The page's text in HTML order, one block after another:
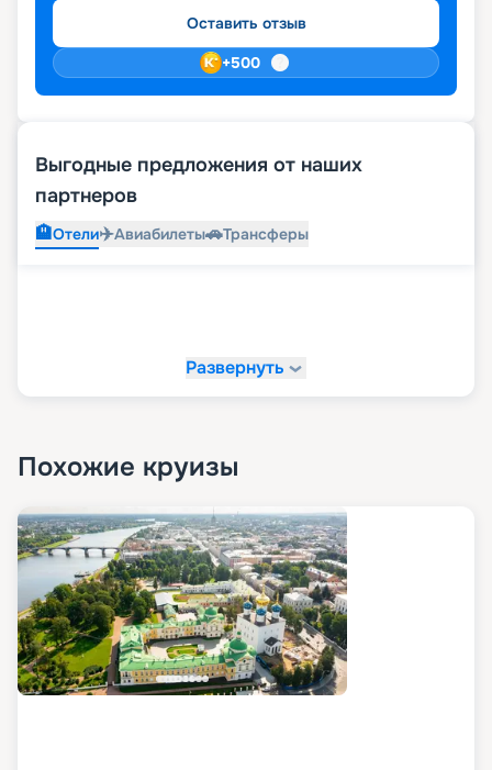
Оставить отзыв
+500
Выгодные предложения от наших
партнеров
🏨Отели✈️Авиабилеты🚗Трансферы
Развернуть
Похожие круизы